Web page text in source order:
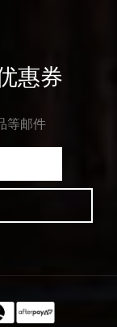
惠券
等邮件